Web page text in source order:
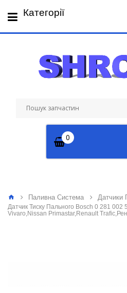
Сб: 09:00 - 14:00
0
Категорії
Паливна Система Датчики
Датчик Тиску Пального Bosch 0 281 002
Vivaro,Nissan Primastar,Renault